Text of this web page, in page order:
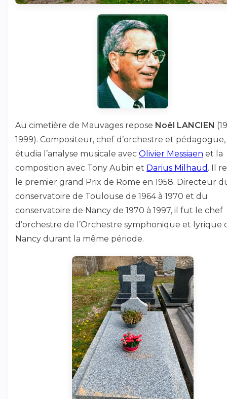
Au cimetière de Mauvages repose Noël LANCIEN
1999). Compositeur, chef d’orchestre et pédagogue,
étudia l’analyse musicale avec Olivier Messiaen et la
composition avec Tony Aubin et Darius Milhaud . Il
le premier grand Prix de Rome en 1958. Directeur
conservatoire de Toulouse de 1964 à 1970 et du
conservatoire de Nancy de 1970 à 1997, il fut le chef
d’orchestre de l’Orchestre symphonique et lyrique
Nancy durant la même période.